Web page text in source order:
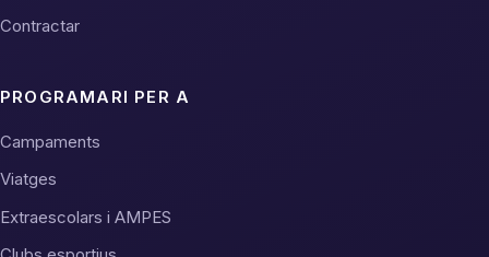
Contractar
PROGRAMARI PER A
Campaments
Viatges
Extraescolars i AMPES